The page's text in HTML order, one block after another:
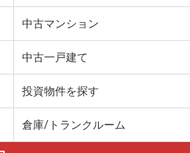
中古マンション
中古一戸建て
投資物件を探す
倉庫/トランクルーム